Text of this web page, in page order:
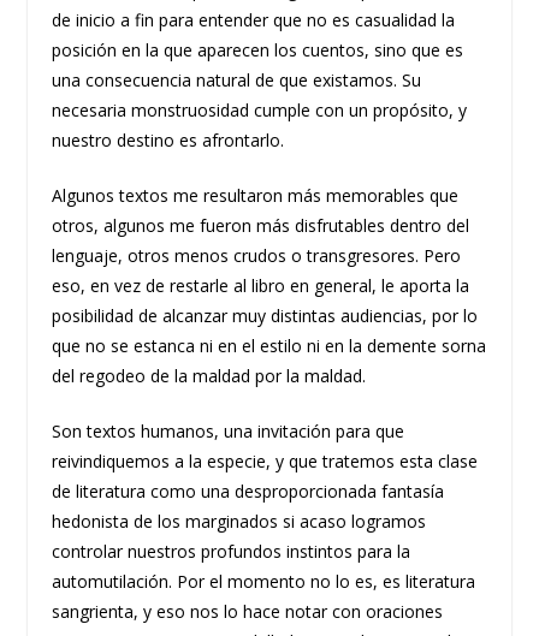
de inicio a fin para entender que no es casualidad la
posición en la que aparecen los cuentos, sino que es
una consecuencia natural de que existamos. Su
necesaria monstruosidad cumple con un propósito, y
nuestro destino es afrontarlo.
Algunos textos me resultaron más memorables que
otros, algunos me fueron más disfrutables dentro del
lenguaje, otros menos crudos o transgresores. Pero
eso, en vez de restarle al libro en general, le aporta la
posibilidad de alcanzar muy distintas audiencias, por lo
que no se estanca ni en el estilo ni en la demente sorna
del regodeo de la maldad por la maldad.
Son textos humanos, una invitación para que
reivindiquemos a la especie, y que tratemos esta clase
de literatura como una desproporcionada fantasía
hedonista de los marginados si acaso logramos
controlar nuestros profundos instintos para la
automutilación. Por el momento no lo es, es literatura
sangrienta, y eso nos lo hace notar con oraciones